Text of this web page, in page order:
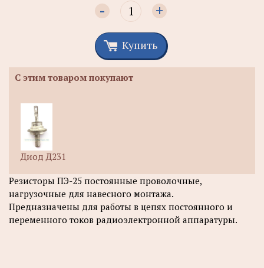
- +
Купить
С этим товаром покупают
Диод Д231
Резисторы ПЭ-25 постоянные проволочные,
нагрузочные для навесного монтажа.
Предназначены для работы в цепях постоянного и
переменного токов радиоэлектронной аппаратуры.